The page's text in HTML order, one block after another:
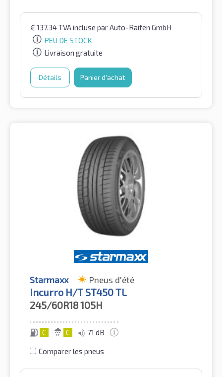
€ 137.34TVA incluse par Auto-Raifen GmbH
PEU DE STOCK
Livraison gratuite
Détails Panier d'achat
Starmaxx Pneus d'été
Incurro H/T ST450 TL
245/60R18105H
C C 71 dB
Comparer les pneus